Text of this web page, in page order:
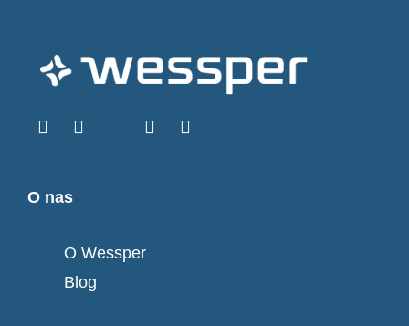
O nas
O Wessper
Blog